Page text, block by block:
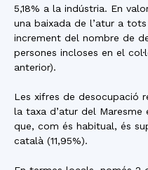
5,18% a la indústria. En
una baixada de l’atur a
increment del nombre de
persones incloses en el
anterior).
Les xifres de desocupació
la taxa d’atur del Maresme
que, com és habitual, és
català (11,95%).